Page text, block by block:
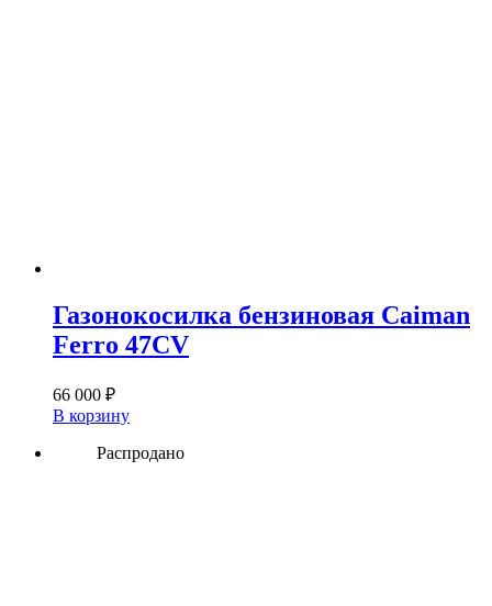
Газонокосилка бензиновая Caiman
Ferro 47CV
66 000 ₽
В корзину
Распродано